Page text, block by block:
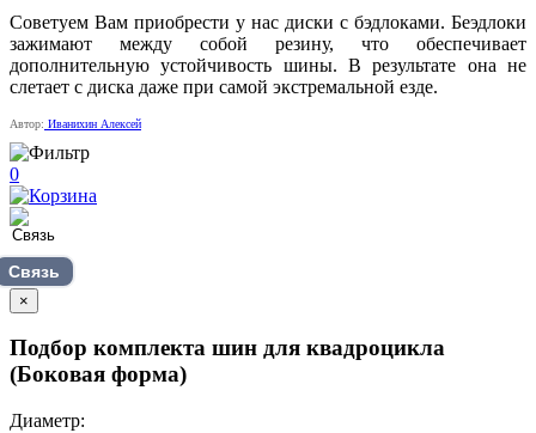
Советуем Вам приобрести у нас диски с бэдлоками. Беэдлоки
зажимают между собой резину, что обеспечивает
дополнительную устойчивость шины. В результате она не
слетает с диска даже при самой экстремальной езде.
Автор: Иванихин Алексей
0
Связь
×
Подбор комплекта шин для квадроцикла
(Боковая форма)
Диаметр: